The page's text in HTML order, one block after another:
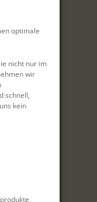
optimale
nicht nur im
wir
schnell,
kein